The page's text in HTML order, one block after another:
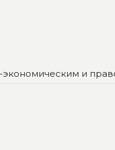
экономическим и